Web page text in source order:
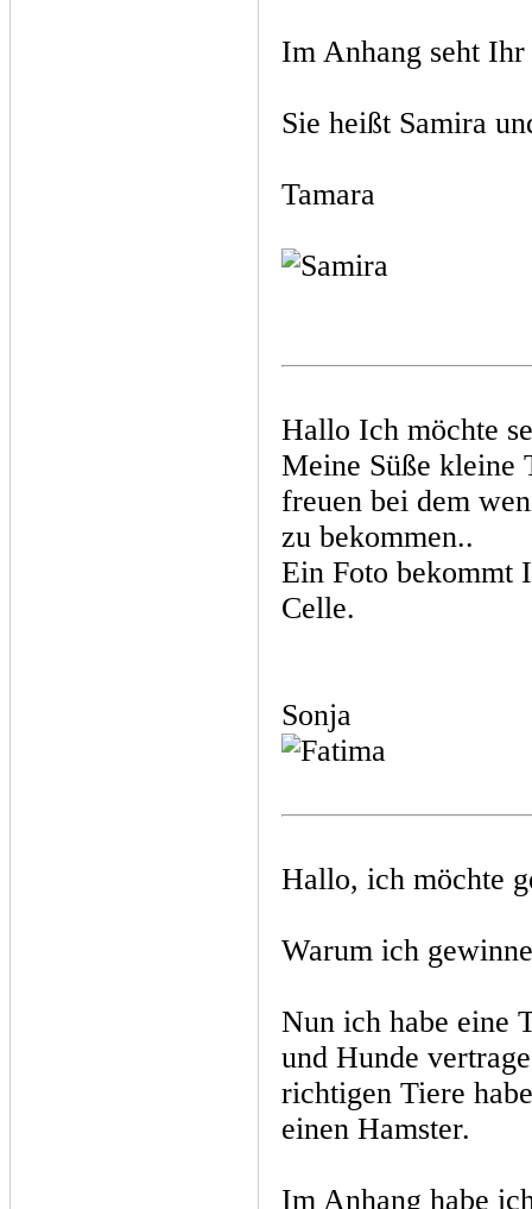
Im Anhang seht
Sie heißt Samira
Tamara
Hallo Ich möchte
Meine Süße kleine
freuen bei dem
zu bekommen..
Ein Foto bekommt
Celle.
Sonja
Hallo, ich möchte
Warum ich
Nun ich habe eine
und Hunde
richtigen Tiere
einen Hamster.
Im Anhang habe